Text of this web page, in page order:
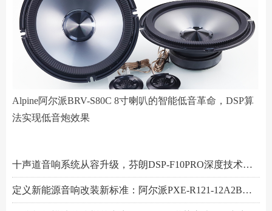
Alpine阿尔派BRV-S80C 8寸喇叭的智能低音革命，DSP算
法实现低音炮效果